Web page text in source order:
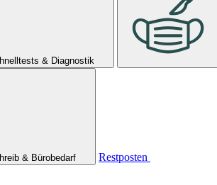
& Diagnostik
& Bürobedarf
Restposten